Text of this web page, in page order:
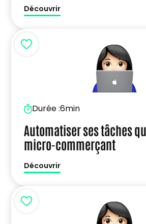
Découvrir
Durée :6min
Automatiser ses tâches
micro-commerçant
Découvrir